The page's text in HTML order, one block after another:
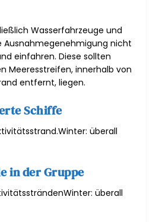
Wasserfahrzeuge und
Ausnahmegenehmigung nicht
einfahren. Diese sollten
Meeresstreifen, innerhalb von
entfernt, liegen.
Schiffe
Winter: überall
in der Gruppe
Winter: überall